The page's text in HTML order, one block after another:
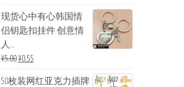
现货心中有心韩国情
侣钥匙扣挂件 创意情
人...
¥5.00¥0.55
50枚装网红亚克力插牌